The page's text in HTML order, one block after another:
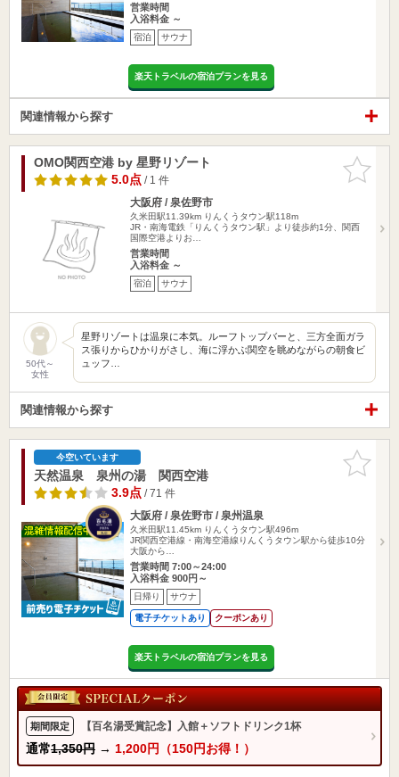
営業時間
入浴料金 ～
宿泊 サウナ
楽天トラベルの宿泊プランを見る
関連情報から探す
お気に入
りに追加
OMO関西空港 by 星野リゾート
5.0点/ 1 件
大阪府 / 泉佐野市
久米田駅11.39km りんくうタウン駅118m
JR・南海電鉄「りんくうタウン駅」より徒歩約1分、関西
国際空港よりお…
営業時間
入浴料金 ～
宿泊 サウナ
50代～
女性
星野リゾートは温泉に本気。ルーフトップバーと、三方全面ガラ
ス張りからひかりがさし、海に浮かぶ関空を眺めながらの朝食ビ
ュッフ…
関連情報から探す
お気に入
りに追加
今空いています
天然温泉 泉州の湯 関西空港
3.9点/ 71 件
大阪府 / 泉佐野市 / 泉州温泉
久米田駅11.45km りんくうタウン駅496m
JR関西空港線・南海空港線りんくうタウン駅から徒歩10分
大阪から…
営業時間 7:00～24:00
入浴料金 900円～
日帰り サウナ
電子チケットあり クーポンあり
楽天トラベルの宿泊プランを見る
期間限定 【百名湯受賞記念】入館＋ソフトドリンク1杯
通常1,350円 → 1,200円（150円お得！）